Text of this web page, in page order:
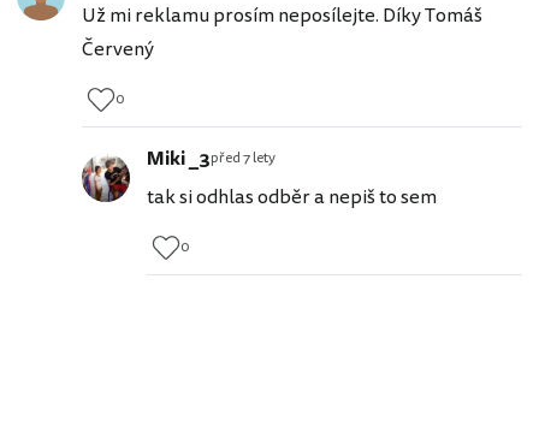
Už mi reklamu prosím neposílejte. Díky Tomáš
Červený
0
Miki _3před 7 lety
tak si odhlas odběr a nepiš to sem
0